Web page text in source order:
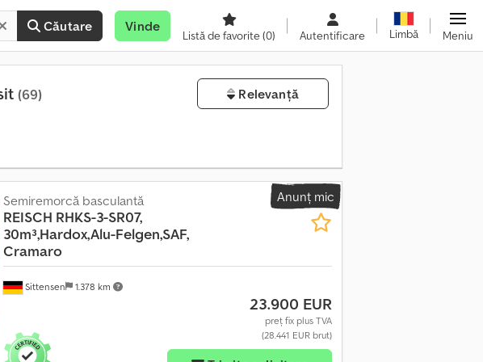
Căutare Vinde
Listă de favorite(0) Autentificare Limbă Meniu
(69) Relevanță
Anunț mic
Sittensen 1.378 km
Semiremorcă basculantă
REISCH RHKS-3-SR07,
30m³,Hardox,Alu-Felgen,SAF,
Cramaro
23.900 EUR
preț fix plus TVA
(28.441 EUR brut)
V
â
n
z
a
r
t